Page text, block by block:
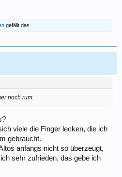
gefällt das.
noch rum.
viele die Finger lecken, die ich
gebraucht.
anfangs nicht so überzeugt,
sehr zufrieden, das gebe ich